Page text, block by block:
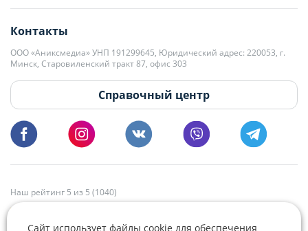
editor@domovita.by
Мы принимаем звонки и отвечаем на письма в будние дни с 9:00 до
18:00.
+375 29 563-15-61 Кристина Филюта
kb@domovita.by
+375 29 179-11-28 Владислав Гладченко
vg@domovita.by
Пишите и звоните нам в будние дни с 8:00 до 20:00.
Контакты
ООО «Аниксмедиа» УНП 191299645, Юридический адрес: 220053, г.
Минск, Старовиленский тракт 87, офис 303
Справочный центр
Наш рейтинг 5 из 5 (1040)
Сайт использует файлы cookie для обеспечения